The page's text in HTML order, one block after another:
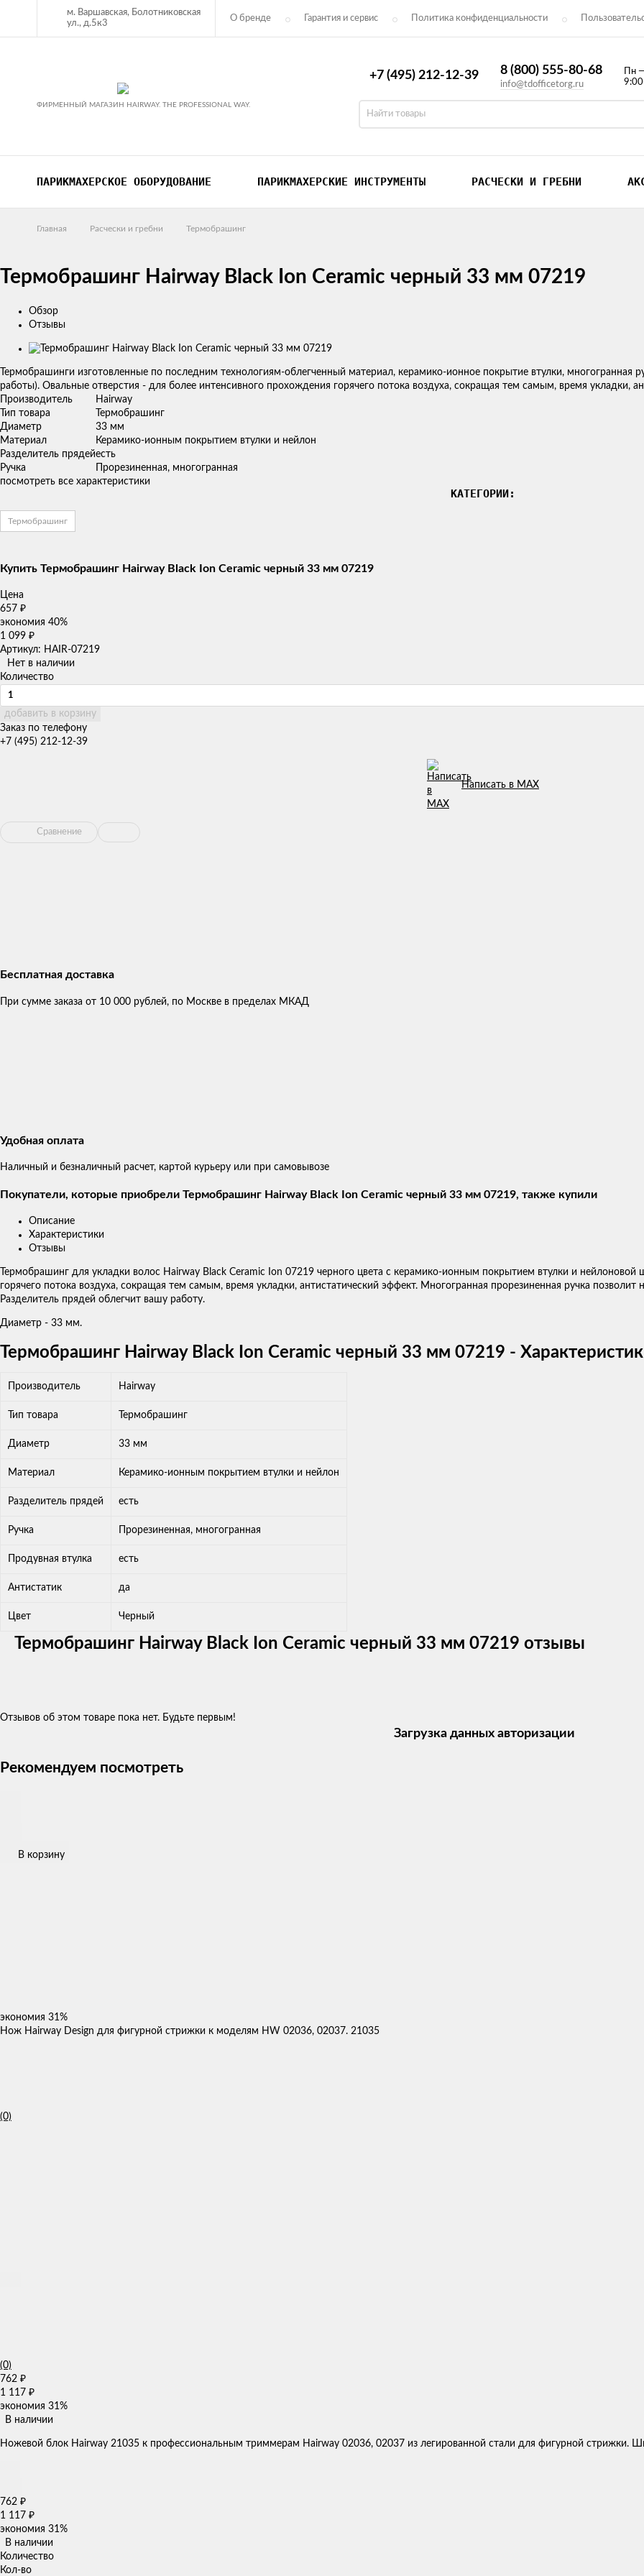
м. Варшавская, Болотниковская
ул., д.5к3
О бренде Гарантия и сервис Политика конфиденциальности
ФИРМЕННЫЙ МАГАЗИН HAIRWAY. THE PROFESSIONAL WAY.
+7 (495) 212-12-39 8 (800) 555-80-68
info@tdofficetorg.ru
Пн
ПАРИКМАХЕРСКОЕ ОБОРУДОВАНИЕ ПАРИКМАХЕРСКИЕ ИНСТРУМЕНТЫ РАСЧЕСКИ И ГРЕБНИ
Главная Расчески и гребни Термобрашинг
Термобрашинг Hairway Black Ion Ceramic черный 33 мм 07219
Обзор
Отзывы
Изображения
товаров
​Термобрашинги изготовленные по последним технологиям-облегченный материал, керамико-ионное покрытие втулки, многогранная
работы). Овальные отверстия - для более интенсивного прохождения горячего потока воздуха, сокращая тем самым, время укладки,
Производитель
Hairway
Тип товара
Термобрашинг
Диаметр
33 мм
Материал
Керамико-ионным покрытием втулки и нейлон
Разделитель прядейесть
Ручка
Прорезиненная, многогранная
посмотреть все характеристики
КАТЕГОРИИ:
Термобрашинг
Купить Термобрашинг Hairway Black Ion Ceramic черный 33 мм 07219
Цена
657 ₽
экономия 40%
1 099 ₽
Артикул: HAIR-07219
Нет в наличии
Количество
добавить в корзину
Заказ по телефону
+7 (495) 212-12-39
Написать в MAX
Сравнение
Бесплатная доставка
При сумме заказа от 10 000 рублей, по Москве в пределах МКАД
Удобная оплата
Наличный и безналичный расчет, картой курьеру или при самовывозе
Покупатели, которые приобрели Термобрашинг Hairway Black Ion Ceramic черный 33 мм 07219, также купили
Описание
Характеристики
Отзывы
Термобрашинг для укладки волос Hairway Black Ceramic Ion 07219 черного цвета с керамико-ионным покрытием втулки и нейлоновой
горячего потока воздуха, сокращая тем самым, время укладки, антистатический эффект. Многогранная прорезиненная ручка
Разделитель прядей облегчит вашу работу.
Диаметр - 33 мм.
Термобрашинг Hairway Black Ion Ceramic черный 33 мм 07219 -
Производитель Hairway
Тип товара Термобрашинг
Диаметр 33 мм
Материал Керамико-ионным покрытием втулки и нейлон
Разделитель прядей есть
Ручка Прорезиненная, многогранная
Продувная втулка есть
Антистатик да
Цвет Черный
Термобрашинг Hairway Black Ion Ceramic черный 33 мм 07219 отзывы
Отзывов об этом товаре пока нет. Будьте первым!
Загрузка данных авторизации
Рекомендуем посмотреть
В корзину
экономия 31%
Нож Hairway Design для фигурной стрижки к моделям HW 02036, 02037. 21035
(0)
(0)
762 ₽
1 117 ₽
экономия 31%
В наличии
Ножевой блок Hairway 21035 к профессиональным триммерам Hairway 02036, 02037 из легированной стали для фигурной стрижки.
762 ₽
1 117 ₽
экономия 31%
В наличии
Количество
Кол-во